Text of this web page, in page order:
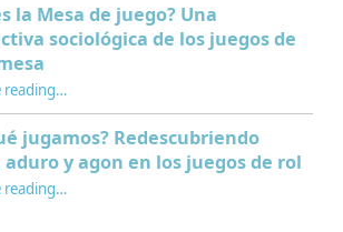
la Mesa de juego? Una
sociológica de los juegos de
reading“¿Qué es la Mesa de juego? Una perspectiva sociológica de los juegos de rol de mesa”
…
jugamos? Redescubriendo
y agon en los juegos de rol
reading“¿Por qué jugamos? Redescubriendo paidia, aduro y agon en los juegos de rol”
…